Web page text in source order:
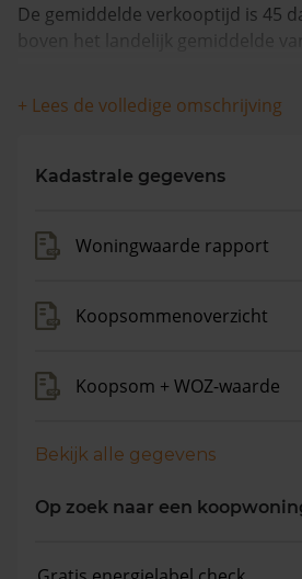
De gemiddelde verkooptijd is 45
boven het landelijk gemiddelde
De gemiddelde huizenprijs is
vraagprijs is €520.750. In de
+ Lees de volledige omschrijving
Kadastrale gegevens
Woningwaarde rapport
Koopsommenoverzicht
Koopsom + WOZ-waarde
Bekijk alle gegevens
Op zoek naar een